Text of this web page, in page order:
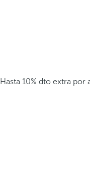
Hasta 10% dto extra